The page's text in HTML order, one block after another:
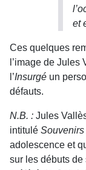
et
Ces quelques
l’image de
l’Insurgé un
défauts.
N.B. : Jules
intitulé Souvenirs
adolescence et
sur les débuts de